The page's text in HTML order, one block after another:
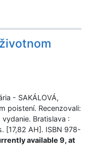
- SAKÁLOVÁ,
poistení. Recenzovali:
Bratislava :
[17,82 AH]. ISBN 978-
available 9, at